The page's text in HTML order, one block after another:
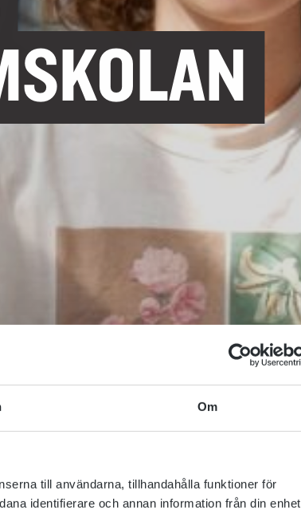
Om
till användarna, tillhandahålla funktioner för
identifierare och annan information från din enhet